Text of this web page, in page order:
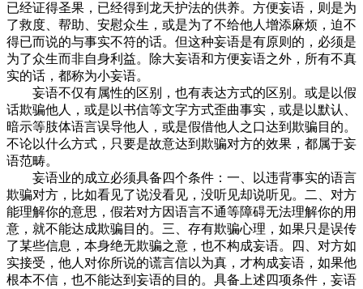
已经证得圣果，已经得到龙天护法的供养。方便妄语，则是为
了救度、帮助、安慰众生，或是为了不给他人增添麻烦，迫不
得已而说的与事实不符的话。但这种妄语是有原则的，必须是
为了众生而非自身利益。除大妄语和方便妄语之外，所有不真
实的话，都称为小妄语。
妄语不仅有属性的区别，也有表达方式的区别。或是以假
话欺骗他人，或是以书信等文字方式歪曲事实，或是以默认、
暗示等肢体语言误导他人，或是假借他人之口达到欺骗目的。
不论以什么方式，只要是故意达到欺骗对方的效果，都属于妄
语范畴。
妄语业的成立必须具备四个条件：一、以违背事实的语言
欺骗对方，比如看见了说没看见，没听见却说听见。二、对方
能理解你的意思，假若对方因语言不通等障碍无法理解你的用
意，就不能达成欺骗目的。三、存有欺骗心理，如果只是误传
了某些信息，本身绝无欺骗之意，也不构成妄语。四、对方如
实接受，他人对你所说的谎言信以为真，才构成妄语，如果他
根本不信，也不能达到妄语的目的。具备上述四项条件，妄语